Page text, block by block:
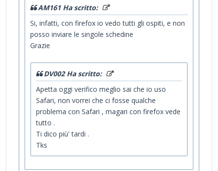
AM161 Ha scritto:
Si, infatti, con firefox io vedo tutti gli ospiti, e non
posso inviare le singole schedine
Grazie
DV002 Ha scritto:
Apetta oggi verifico meglio sai che io uso
Safari, non vorrei che ci fosse qualche
problema con Safari , magari con firefox vede
tutto .
Ti dico più' tardi .
Tks